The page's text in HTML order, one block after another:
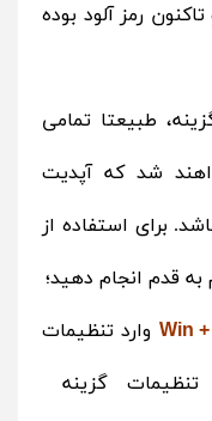
رمز آلود بوده
طبیعتا تمامی
شد که آپدیت
باشد. برای استفاده از
قدم انجام دهید؛
Win وارد تنظیمات